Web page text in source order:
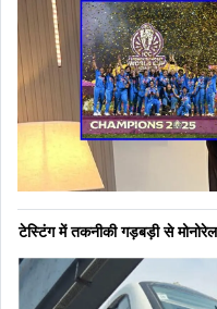
टेस्टिंग में तकनीकी गड़बड़ी से